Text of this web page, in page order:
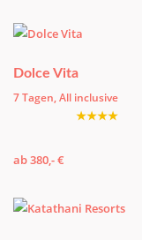
Dolce Vita
7 Tagen, All inclusive
★★★★
ab 380,- €